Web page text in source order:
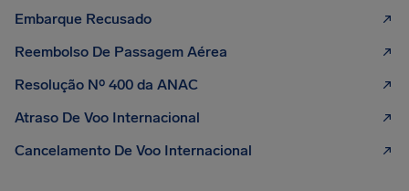
Embarque Recusado
Reembolso De Passagem Aérea
Resolução Nº 400 da ANAC
Atraso De Voo Internacional
Cancelamento De Voo Internacional